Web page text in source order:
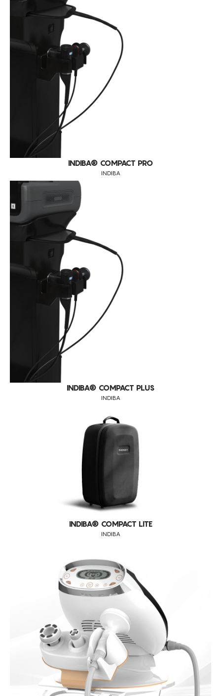
INDIBA® COMPACT PRO
INDIBA
INDIBA® COMPACT PLUS
INDIBA
INDIBA® COMPACT LITE
INDIBA